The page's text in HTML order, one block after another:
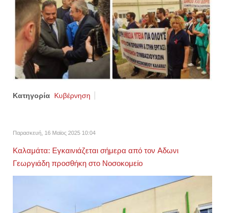
Κατηγορία Κυβέρνηση
Παρασκευή, 16 Μαϊος 2025 10:04
Καλαμάτα: Εγκαινιάζεται σήμερα από τον Aδωνι
Γεωργιάδη προσθήκη στο Νοσοκομείο